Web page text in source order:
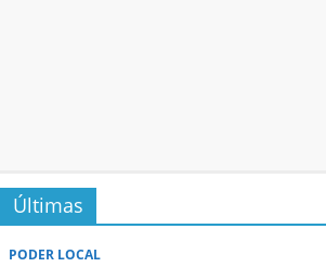
Últimas
PODER LOCAL